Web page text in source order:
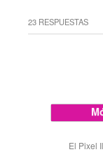
23 RESPUESTAS
El Pixel